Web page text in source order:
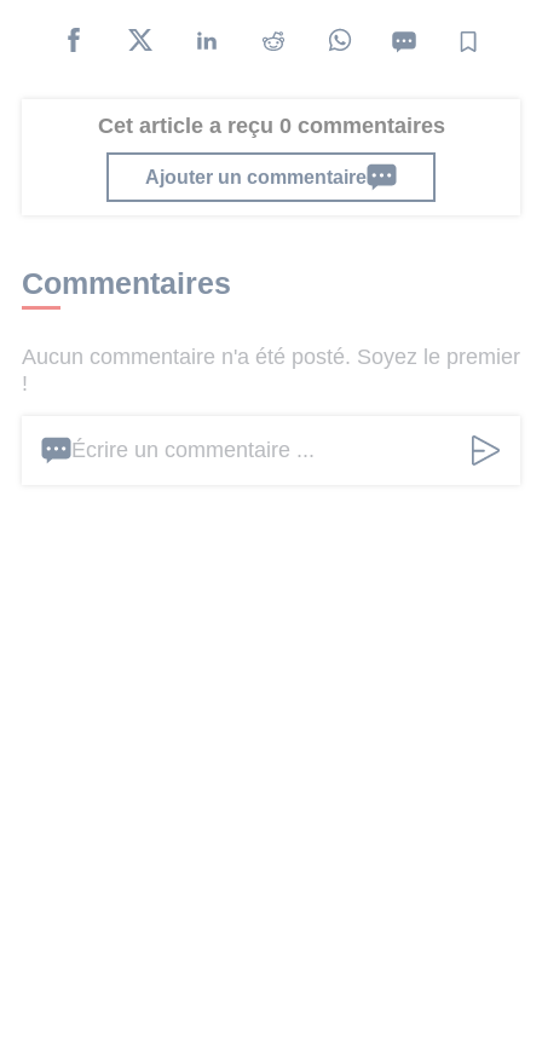
Cet article a reçu 0 commentaires
Ajouter un commentaire
Commentaires
Aucun commentaire n'a été posté. Soyez le premier
!
Écrire un commentaire ...